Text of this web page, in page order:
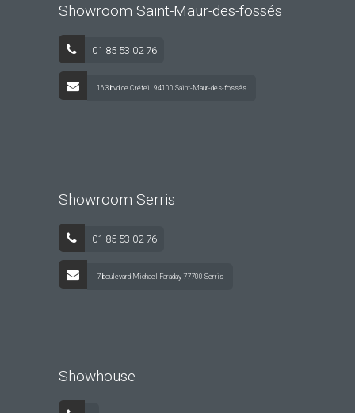
Showroom Saint-Maur-des-fossés
01 85 53 02 76
163 bvd de Créteil 94100 Saint-Maur-des-fossés
Showroom Serris
01 85 53 02 76
7 boulevard Michael Faraday 77700 Serris
Showhouse